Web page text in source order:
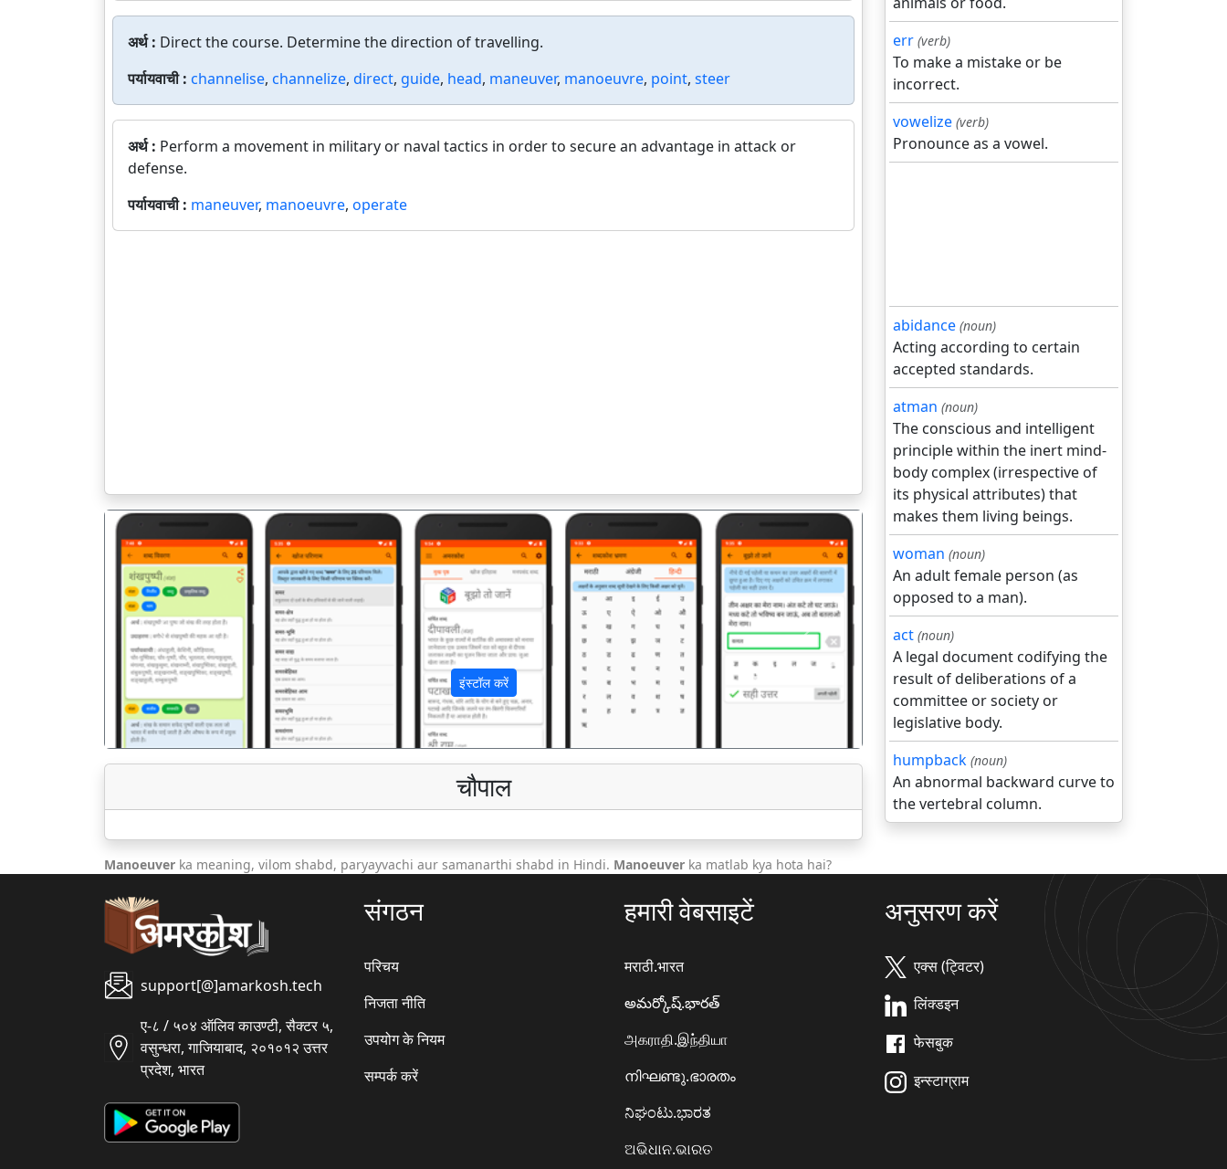
अर्थ : Direct the course. Determine the direction of travelling.
पर्यायवाची : channelise, channelize, direct, guide, head, maneuver, manoeuvre, point, steer
अर्थ : Perform a movement in military or naval tactics in order to secure an advantage in attack or
defense.
पर्यायवाची : maneuver, manoeuvre, operate
इंस्टॉल करें
पिछला अगला
चौपाल
err (verb)
To make a mistake or be
incorrect.
vowelize (verb)
Pronounce as a vowel.
abidance (noun)
Acting according to certain
accepted standards.
atman (noun)
The conscious and intelligent
principle within the inert mind-
body complex (irrespective of
its physical attributes) that
makes them living beings.
woman (noun)
An adult female person (as
opposed to a man).
act (noun)
A legal document codifying the
result of deliberations of a
committee or society or
legislative body.
humpback (noun)
An abnormal backward curve to
the vertebral column.
Manoeuver ka meaning, vilom shabd, paryayvachi aur samanarthi shabd in Hindi. Manoeuver ka matlab kya hota hai?
support[@]amarkosh.tech
ए-८ / ५०४ ऑलिव काउण्टी, सैक्टर ५,
वसुन्धरा, गाजियाबाद, २०१०१२ उत्तर
प्रदेश, भारत
संगठन
परिचय
निजता नीति
उपयोग के नियम
सम्पर्क करें
हमारी वेबसाइटें
मराठी.भारत
అమర్కోష్.భారత్
அகராதி.இந்தியா
നിഘണ്ടു.ഭാരതം
ನಿಘಂಟು.ಭಾರತ
ଅଭିଧାନ.ଭାରତ
अनुसरण करें
एक्स (ट्विटर)
लिंक्डइन
फेसबुक
इन्स्टाग्राम